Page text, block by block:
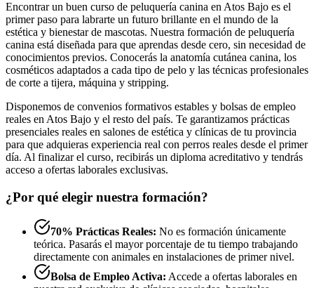
Encontrar un buen curso de peluquería canina en Atos Bajo es el
primer paso para labrarte un futuro brillante en el mundo de la
estética y bienestar de mascotas. Nuestra formación de peluquería
canina está diseñada para que aprendas desde cero, sin necesidad de
conocimientos previos. Conocerás la anatomía cutánea canina, los
cosméticos adaptados a cada tipo de pelo y las técnicas profesionales
de corte a tijera, máquina y stripping.
Disponemos de convenios formativos estables y bolsas de empleo
reales en Atos Bajo y el resto del país. Te garantizamos prácticas
presenciales reales en salones de estética y clínicas de tu provincia
para que adquieras experiencia real con perros reales desde el primer
día. Al finalizar el curso, recibirás un diploma acreditativo y tendrás
acceso a ofertas laborales exclusivas.
¿Por qué elegir nuestra formación?
70% Prácticas Reales: No es formación únicamente
teórica. Pasarás el mayor porcentaje de tu tiempo trabajando
directamente con animales en instalaciones de primer nivel.
Bolsa de Empleo Activa: Accede a ofertas laborales en